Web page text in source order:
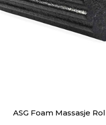
ASG Foam Massasje